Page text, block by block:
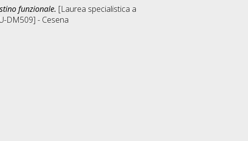
funzionale. [Laurea specialistica a
DM509] - Cesena